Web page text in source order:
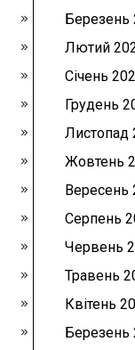
Березень
Лютий
Січень
Грудень
Листопад
Жовтень
Вересень
Серпень
Червень
Травень
Квітень
Березень